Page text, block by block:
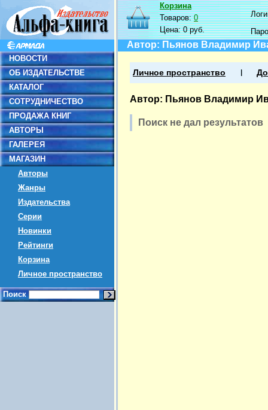
НОВОСТИ
ОБ ИЗДАТЕЛЬСТВЕ
КАТАЛОГ
СОТРУДНИЧЕСТВО
ПРОДАЖА КНИГ
АВТОРЫ
ГАЛЕРЕЯ
МАГАЗИН
Авторы
Жанры
Издательства
Серии
Новинки
Рейтинги
Корзина
Личное пространство
Поиск
Корзина
Товаров:0
Цена:0 руб.
Автор: Пьянов Владимир
Личное пространство
Автор: Пьянов Владимир
Поиск не дал результатов